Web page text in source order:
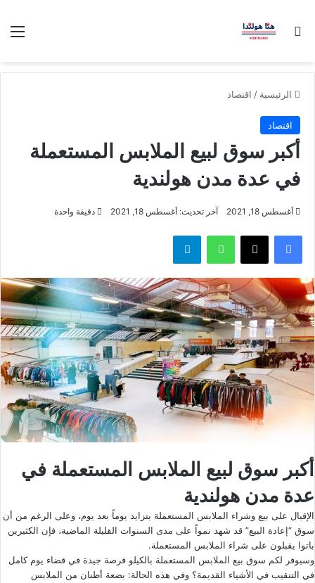
بحث عن
الرئيسية / اقتصاد
اقتصاد
أكبر سوق لبيع الملابس المستعملة
في عدة مدن هولندية
أغسطس 18, 2021 آخر تحديث: أغسطس 18, 2021 دقيقة واحدة
فيسبوك ‫X واتساب تيلقرام
أكبر سوق لبيع الملابس المستعملة في
عدة مدن هولندية
الإقبال على بيع وشراء الملابس المستعملة يتزايد يوماً بعد يوم، وعلى الرغم من أن
سوق “إعادة البيع” قد شهد نمواً على مدى السنوات القليلة الماضية، فإن الكثيرين
باتوا يقبلون على شراء الملابس المستعملة.
وسيوفر لكم سوق بيع الملابس المستعملة بالكيلو فرصة جيدة في قضاء يوم كامل
في التنقيب في الأشياء القديمة؟ وفي هذه الحالة: بضعة أطنان من الملابس